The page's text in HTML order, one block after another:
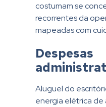
costumam se
recorrentes da
mapeadas com
Despesas
Aluguel do
energia elétrica de